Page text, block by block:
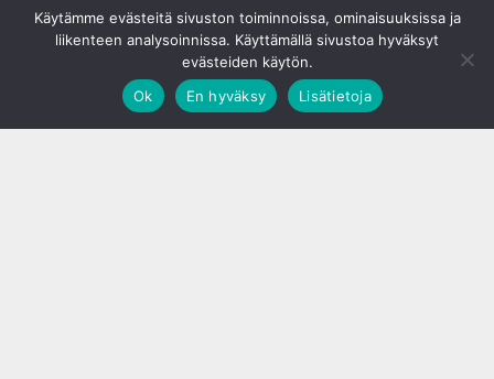
Käytämme evästeitä sivuston toiminnoissa, ominaisuuksissa ja
liikenteen analysoinnissa. Käyttämällä sivustoa hyväksyt
evästeiden käytön.
Ok
En hyväksy Lisätietoja